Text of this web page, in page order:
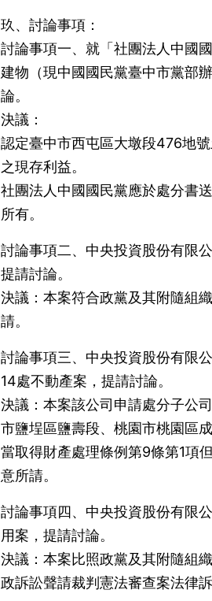
玖、討論事項：
討論事項一、就「社團法人中國
建物（現中國國民黨臺中市黨部
論。
決議：
認定臺中市西屯區大墩段476地
之現存利益。
社團法人中國國民黨應於處分書
所有。
討論事項二、中央投資股份有限
提請討論。
決議：本案符合政黨及其附隨組
請。
討論事項三、中央投資股份有限
14處不動產案，提請討論。
決議：本案該公司申請處分子公
市鹽埕區鹽壽段、桃園市桃園區
當取得財產處理條例第9條第1項
意所請。
討論事項四、中央投資股份有限
用案，提請討論。
決議：本案比照政黨及其附隨組
政訴訟聲請裁判憲法審查案法律